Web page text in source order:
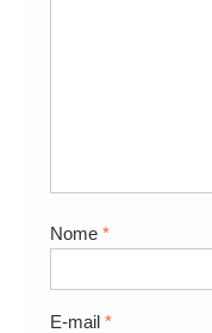
Nome *
E-mail *